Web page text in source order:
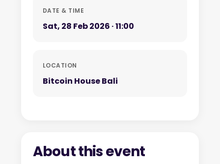
DATE & TIME
Sat, 28 Feb 2026 · 11:00
LOCATION
Bitcoin House Bali
About this event